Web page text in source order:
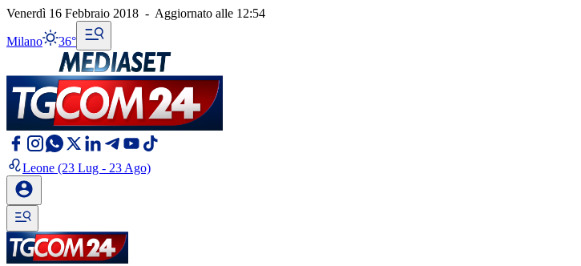
Venerdì 16 Febbraio 2018 - Aggiornato alle 12:54
Milano 36°
Leone (23 Lug - 23 Ago)